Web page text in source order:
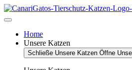
Zum
Inhalt
Home
Unsere Katzen
Schließe Unsere Katzen Öffne